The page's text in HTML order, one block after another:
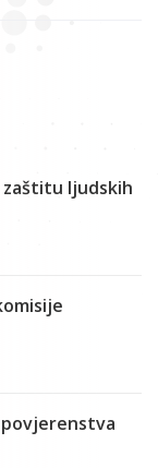
zaštitu ljudskih
povjerenstva